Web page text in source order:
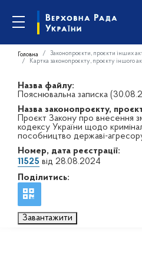
Головна Законопроєкти, проєкти інших
Картка законопроєкту, проєкту іншого
Назва файлу:
Пояснювальна записка
Назва законопроєкту,
Проєкт Закону про внесення
кодексу України щодо
пособництво державі-
Номер, дата реєстрації:
11525 від 28.08.2024
Поділитись:
Завантажити